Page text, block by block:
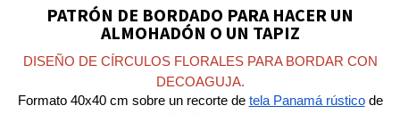
PATRÓN DE BORDADO PARA HACER UN
ALMOHADÓN O UN TAPIZ
DISEÑO DE CÍRCULOS FLORALES PARA BORDAR CON
DECOAGUJA.
Formato 40x40 cm sobre un recorte de tela Panamá rústicode